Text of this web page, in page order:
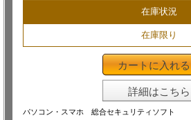
在庫状況
在庫限り
カートに入れる
詳細はこちら
パソコン・スマホ 総合セキュリティソフト